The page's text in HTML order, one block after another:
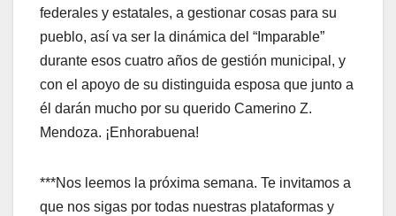
federales y estatales, a gestionar cosas para su
pueblo, así va ser la dinámica del “Imparable”
durante esos cuatro años de gestión municipal, y
con el apoyo de su distinguida esposa que junto a
él darán mucho por su querido Camerino Z.
Mendoza. ¡Enhorabuena!
***Nos leemos la próxima semana. Te invitamos a
que nos sigas por todas nuestras plataformas y